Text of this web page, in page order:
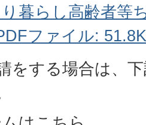
暮らし高齢者等
ファイル:
をする場合は、